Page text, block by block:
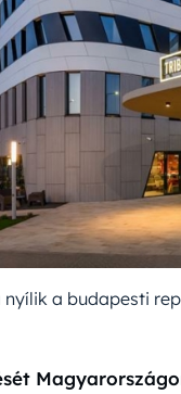
nyílik a budapesti